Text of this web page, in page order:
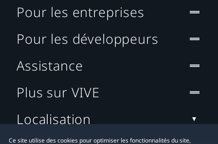
Ce site utilise des cookies pour optimiser les fonctionnalités du site,
Pour les entreprises
Pour les développeurs
Assistance
Plus sur VIVE
Localisation